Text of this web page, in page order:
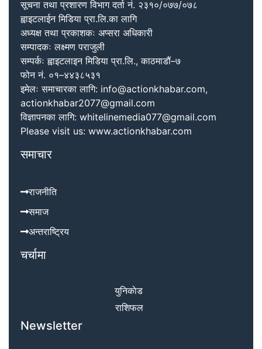
सूचना तथा प्रशारण विभाग दर्ता नं. २३१०/०७७/०७८
ह्वाइटलाईन मिडिया प्रा.लि.का लागि
अध्यक्ष तथा प्रकाशकः अप्सरा अधिकारी
सम्पादकः लक्ष्मण पराजुली
सम्पर्कः ह्वाइटलाइन मिडिया प्रा.लि., काठमाडौं–७
फोन नं. ०१–४४३८५३१
इमेलः समाचारका लागि: info@actionkhabar.com,
actionkhabar2077@gmail.com
विज्ञापनका लागि: whitelinemedia077@gmail.com
Please visit us: www.actionkhabar.com
समाचार
राजनीति
समाज
अन्तराष्ट्रिय
चर्चामा
युनिकाेड
राशिफल
Newsletter